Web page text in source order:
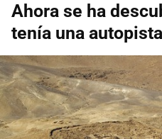
Ahora se ha
tenía una